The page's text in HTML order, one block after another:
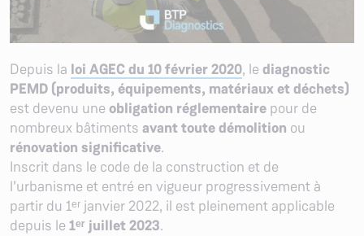
Depuis la loi AGEC du 10 février 2020, le diagnostic
PEMD (produits, équipements, matériaux et déchets)
est devenu une obligation réglementaire pour de
nombreux bâtiments avant toute démolition ou
rénovation significative.
Inscrit dans le code de la construction et de
l’urbanisme et entré en vigueur progressivement à
partir du 1ᵉʳ janvier 2022, il est pleinement applicable
depuis le 1ᵉʳ juillet 2023.